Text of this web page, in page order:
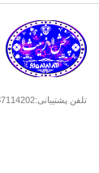
تلفن پشتیبانی:37114202 – 051